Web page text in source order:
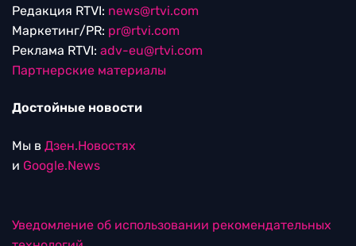
Редакция RTVI: news@rtvi.com
Маркетинг/PR: pr@rtvi.com
Реклама RTVI: adv-eu@rtvi.com
Партнерские материалы
Достойные новости
Мы в Дзен.Новостях
и Google.News
Уведомление об использовании рекомендательных